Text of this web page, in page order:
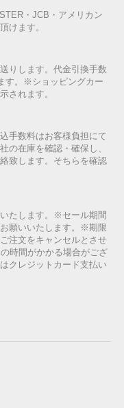
・JCB・アメリカン
けます。
りします。代金引換手数
す。※ショッピングカー
されます。
手数料はお客様負担にて
の在庫を確認・確保し、
致します。そちらを確認
たします。※セール期間
願いいたします。※期限
注文をキャンセルとさせ
時間がかかる場合がござ
クレジットカード支払い